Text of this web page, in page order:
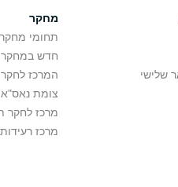
שלישי
מחקר
תחומי מחקר
חדש במחקר
המרכז
צומת נאס"א
מרכז לחקר
מרכז